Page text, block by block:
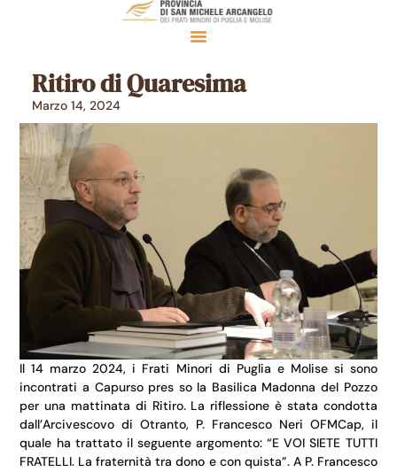
Ritiro di Quaresima
Marzo 14, 2024
Il 14 marzo 2024, i Frati Minori di Puglia e Molise si sono
incontrati a Capurso pres so la Basilica Madonna del Pozzo
per una mattinata di Ritiro. La riflessione è stata condotta
dall’Arcivescovo di Otranto, P. Francesco Neri OFMCap, il
quale ha trattato il seguente argomento: “E VOI SIETE TUTTI
FRATELLI. La fraternità tra dono e con quista”. A P. Francesco